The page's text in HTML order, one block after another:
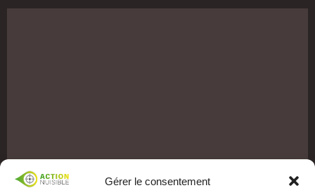
Gérer le consentement